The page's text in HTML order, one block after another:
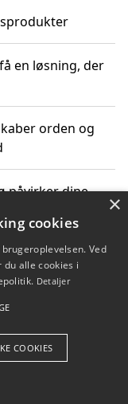
en løsning, der
orden og
påvirker dine
hverdag
×
cookies
Ved
alle cookies i
Detaljer
COOKIES